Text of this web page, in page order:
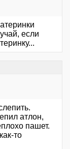
если
атлон,
пашет.
то